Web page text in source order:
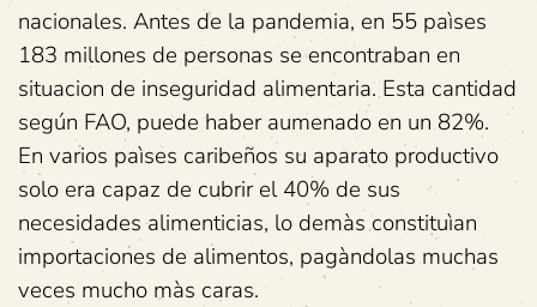
nacionales. Antes de la pandemia, en 55 paìses
183 millones de personas se encontraban en
situacion de inseguridad alimentaria. Esta cantidad
según FAO, puede haber aumenado en un 82%.
En varios paìses caribeños su aparato productivo
solo era capaz de cubrir el 40% de sus
necesidades alimenticias, lo demàs constituìan
importaciones de alimentos, pagàndolas muchas
veces mucho màs caras.